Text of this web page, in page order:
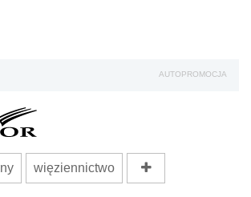
AUTOPROMOCJA
więziennictwo